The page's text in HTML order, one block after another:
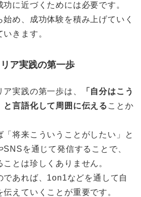
に近づくためには必要です。
め、成功体験を積み上げていく
きます。
ア実践の第一歩
実践の第一歩は、
「自分はこう
と言語化して周囲に伝える ことか
将来こういうことがしたい」と
を通じて発信することで、
とは珍しくありません。
であれば、1on1などを通して自
えていくことが重要です。